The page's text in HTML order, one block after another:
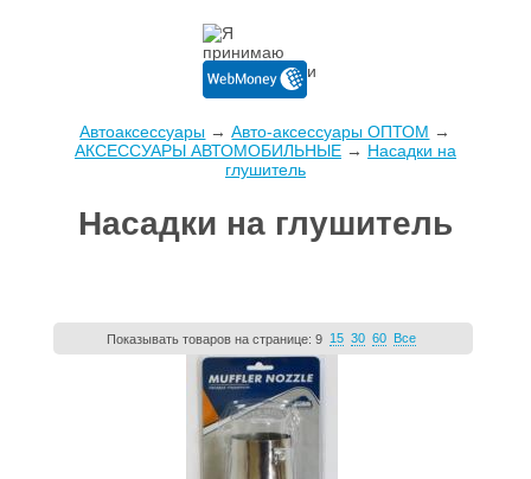
Автоаксессуары →Авто-аксессуары ОПТОМ →
AКСЕССУАРЫ АВТОМОБИЛЬНЫЕ→ Насадки на
глушитель
Насадки на глушитель
Показывать товаров на странице: 9 15 30 60 Все